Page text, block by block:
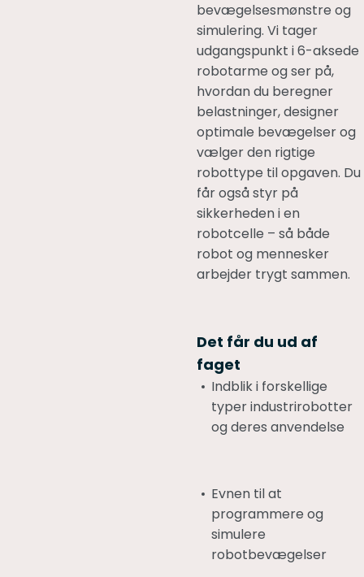
bevægelsesmønstre og
simulering. Vi tager
udgangspunkt i 6-aksede
robotarme og ser på,
hvordan du beregner
belastninger, designer
optimale bevægelser og
vælger den rigtige
robottype til opgaven. Du
får også styr på
sikkerheden i en
robotcelle – så både
robot og mennesker
arbejder trygt sammen.
Det får du ud af
faget
Indblik i forskellige
typer industrirobotter
og deres anvendelse
Evnen til at
programmere og
simulere
robotbevægelser